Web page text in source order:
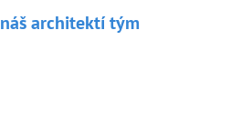
náš architektí tým